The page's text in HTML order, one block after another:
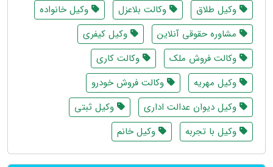
وکیل طلاق
وکالت بلاعزل
وکیل خانواده
مشاوره حقوقی آنلاین
وکیل کیفری
وکالت فروش ملک
وکالت کاری
وکیل مهریه
وکالت فروش خودرو
وکیل دیوان عدالت اداری
وکیل ثبتی
وکیل با تجربه
وکیل خانم